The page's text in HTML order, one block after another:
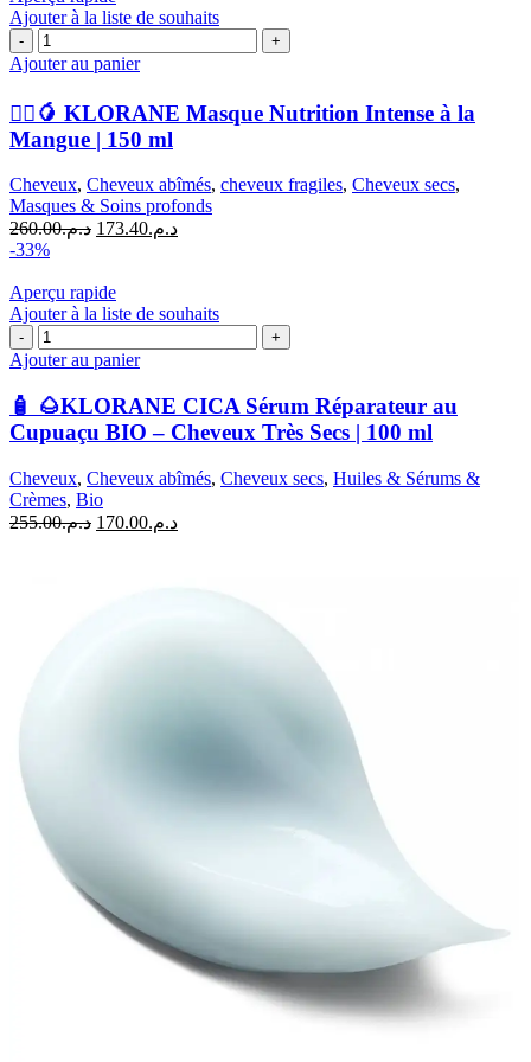
د.م.96.00.
Ajouter à la liste de souhaits
quantité
de
🥭
KLORANE
Masque
Intense
à
la
Mangue
150
ml
Ajouter au panier
🧖‍♀️🥭 KLORANE Masque Nutrition Intense à la
Mangue | 150 ml
Cheveux, Cheveux abîmés, cheveux fragiles, Cheveux secs,
Masques & Soins profonds
د.م.260.00
Le
était :
د.م.260.00.
د.م.173.40
Le
-33%
Aperçu rapide
Ajouter à la liste de souhaits
quantité
de
🌰
KLORANE
CICA
Réparateur
au
Cupuaçu
Ajouter au panier
🧴 🌰KLORANE CICA Sérum Réparateur au
Cupuaçu BIO – Cheveux Très Secs | 100 ml
Cheveux, Cheveux abîmés, Cheveux secs, Huiles & Sérums &
Crèmes, Bio
د.م.255.00
Le
د.م.170.00
Le
د.م.170.00.